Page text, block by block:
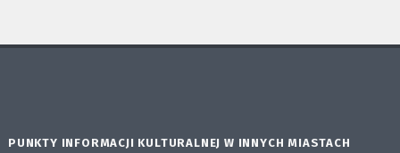
PUNKTY INFORMACJI KULTURALNEJ W INNYCH MIASTACH